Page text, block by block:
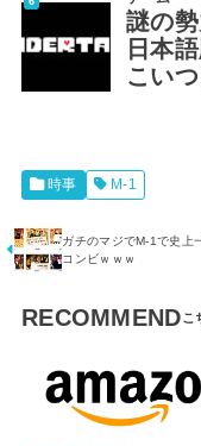
謎の
日本
こい
時事 M-1
ガチのマジでM-1で史上
コンビｗｗｗ
RECOMMEND